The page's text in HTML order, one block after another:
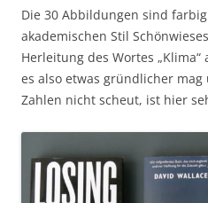
Die 30 Abbildungen sind
akademischen Stil
Herleitung des Wortes
es also etwas gründlicher
Zahlen nicht scheut, ist hier